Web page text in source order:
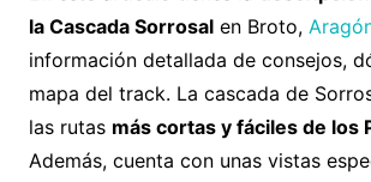
la Cascada Sorrosalen Broto,
información detallada de consejos,
mapa del track. La cascada de
las rutas más cortas y fáciles de los
Además, cuenta con unas vistas